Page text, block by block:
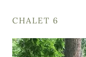
CHALET 6